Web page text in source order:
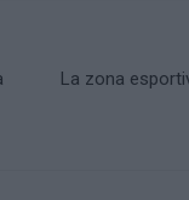
La zona